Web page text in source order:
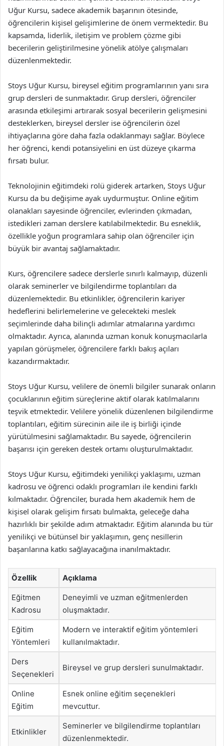
Uğur Kursu, sadece akademik başarının ötesinde,
öğrencilerin kişisel gelişimlerine de önem vermektedir. Bu
kapsamda, liderlik, iletişim ve problem çözme gibi
becerilerin geliştirilmesine yönelik atölye çalışmaları
düzenlenmektedir.
Stoys Uğur Kursu, bireysel eğitim programlarının yanı sıra
grup dersleri de sunmaktadır. Grup dersleri, öğrenciler
arasında etkileşimi artırarak sosyal becerilerin gelişmesini
desteklerken, bireysel dersler ise öğrencilerin özel
ihtiyaçlarına göre daha fazla odaklanmayı sağlar. Böylece
her öğrenci, kendi potansiyelini en üst düzeye çıkarma
fırsatı bulur.
Teknolojinin eğitimdeki rolü giderek artarken, Stoys Uğur
Kursu da bu değişime ayak uydurmuştur. Online eğitim
olanakları sayesinde öğrenciler, evlerinden çıkmadan,
istedikleri zaman derslere katılabilmektedir. Bu esneklik,
özellikle yoğun programlara sahip olan öğrenciler için
büyük bir avantaj sağlamaktadır.
Kurs, öğrencilere sadece derslerle sınırlı kalmayıp, düzenli
olarak seminerler ve bilgilendirme toplantıları da
düzenlemektedir. Bu etkinlikler, öğrencilerin kariyer
hedeflerini belirlemelerine ve gelecekteki meslek
seçimlerinde daha bilinçli adımlar atmalarına yardımcı
olmaktadır. Ayrıca, alanında uzman konuk konuşmacılarla
yapılan görüşmeler, öğrencilere farklı bakış açıları
kazandırmaktadır.
Stoys Uğur Kursu, velilere de önemli bilgiler sunarak onların
çocuklarının eğitim süreçlerine aktif olarak katılmalarını
teşvik etmektedir. Velilere yönelik düzenlenen bilgilendirme
toplantıları, eğitim sürecinin aile ile iş birliği içinde
yürütülmesini sağlamaktadır. Bu sayede, öğrencilerin
başarısı için gereken destek ortamı oluşturulmaktadır.
Stoys Uğur Kursu, eğitimdeki yenilikçi yaklaşımı, uzman
kadrosu ve öğrenci odaklı programları ile kendini farklı
kılmaktadır. Öğrenciler, burada hem akademik hem de
kişisel olarak gelişim fırsatı bulmakta, geleceğe daha
hazırlıklı bir şekilde adım atmaktadır. Eğitim alanında bu tür
yenilikçi ve bütünsel bir yaklaşımın, genç nesillerin
başarılarına katkı sağlayacağına inanılmaktadır.
Özellik Açıklama
Eğitmen
Kadrosu
Deneyimli ve uzman eğitmenlerden
oluşmaktadır.
Eğitim
Yöntemleri
Modern ve interaktif eğitim yöntemleri
kullanılmaktadır.
Ders
Seçenekleri
Bireysel ve grup dersleri sunulmaktadır.
Online
Eğitim
Esnek online eğitim seçenekleri
mevcuttur.
Etkinlikler
Seminerler ve bilgilendirme toplantıları
düzenlenmektedir.